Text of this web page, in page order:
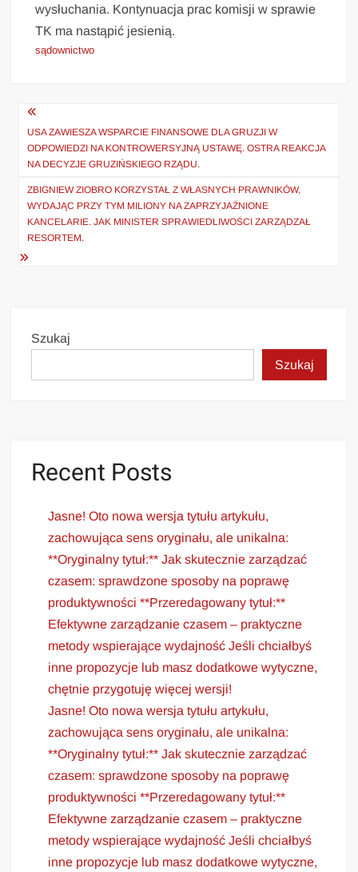
wysłuchania. Kontynuacja prac komisji w sprawie
TK ma nastąpić jesienią.
sądownictwo
Nawigacja
wpisu
USA ZAWIESZA WSPARCIE FINANSOWE DLA GRUZJI W
ODPOWIEDZI NA KONTROWERSYJNĄ USTAWĘ. OSTRA REAKCJA
NA DECYZJE GRUZIŃSKIEGO RZĄDU.
ZBIGNIEW ZIOBRO KORZYSTAŁ Z WŁASNYCH PRAWNIKÓW,
WYDAJĄC PRZY TYM MILIONY NA ZAPRZYJAŹNIONE
KANCELARIE. JAK MINISTER SPRAWIEDLIWOŚCI ZARZĄDZAŁ
RESORTEM.
Szukaj
Szukaj
Recent Posts
Jasne! Oto nowa wersja tytułu artykułu,
zachowująca sens oryginału, ale unikalna:
**Oryginalny tytuł:** Jak skutecznie zarządzać
czasem: sprawdzone sposoby na poprawę
produktywności **Przeredagowany tytuł:**
Efektywne zarządzanie czasem – praktyczne
metody wspierające wydajność Jeśli chciałbyś
inne propozycje lub masz dodatkowe wytyczne,
chętnie przygotuję więcej wersji!
Jasne! Oto nowa wersja tytułu artykułu,
zachowująca sens oryginału, ale unikalna:
**Oryginalny tytuł:** Jak skutecznie zarządzać
czasem: sprawdzone sposoby na poprawę
produktywności **Przeredagowany tytuł:**
Efektywne zarządzanie czasem – praktyczne
metody wspierające wydajność Jeśli chciałbyś
inne propozycje lub masz dodatkowe wytyczne,